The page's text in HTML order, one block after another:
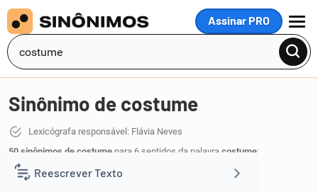
Assinar PRO
MENU
Reescrever Texto
Sinônimo de costume
Lexicógrafa responsável: Flávia Neves
50 sinônimos de costume para 6 sentidos da palavra costume:
Comportamento habitual: